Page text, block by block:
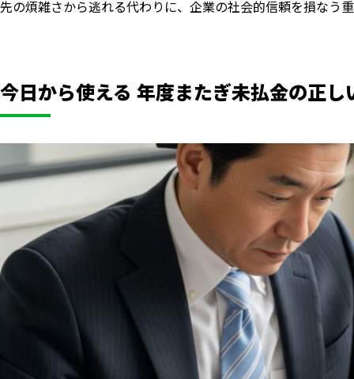
先の煩雑さから逃れる代わりに、企業の社会的信頼を損なう
今日から使える 年度またぎ未払金の正